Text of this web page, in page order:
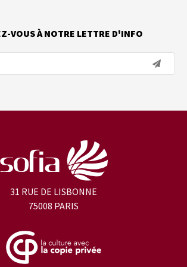
VOUS À NOTRE LETTRE D'INFO
31 RUE DE LISBONNE
75008 PARIS